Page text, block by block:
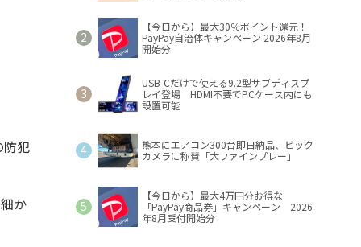
犯
か
【今日から】最大30％ポイント還元！
PayPay自治体キャンペーン 2026年8月
開始分
USB-Cだけで使える9.2型サブディスプ
レイ登場 HDMI不要でPCケース内にも
設置可能
熊本にエアコン300台即日納品、ビック
カメラに称賛「大ファインプレー」
【今日から】最大4万円分お得な
「PayPay商品券」キャンペーン 2026
年8月受付開始分